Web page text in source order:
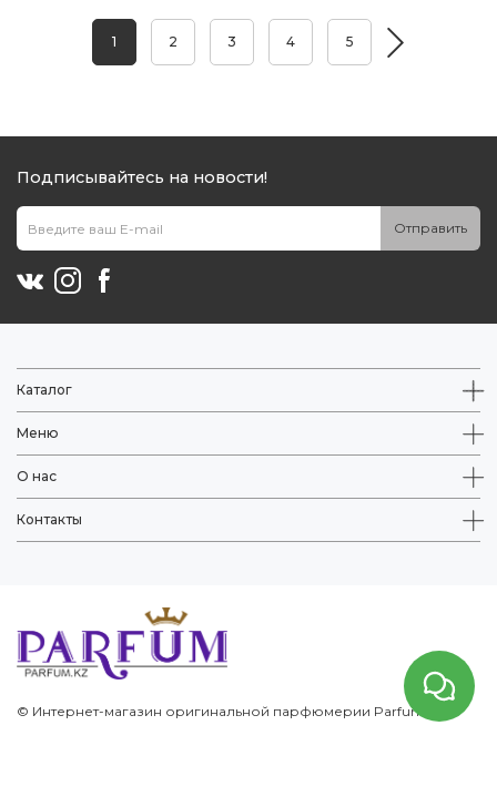
1 2 3 4 5
Подписывайтесь на новости!
Отправить
Каталог
Меню
О нас
Контакты
© Интернет-магазин оригинальной парфюмерии Parfum.kz